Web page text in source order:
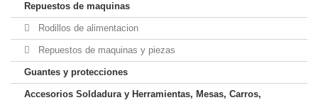
Repuestos de maquinas
Rodillos de alimentacion
Repuestos de maquinas y piezas
Guantes y protecciones
Accesorios Soldadura y Herramientas, Mesas, Carros,